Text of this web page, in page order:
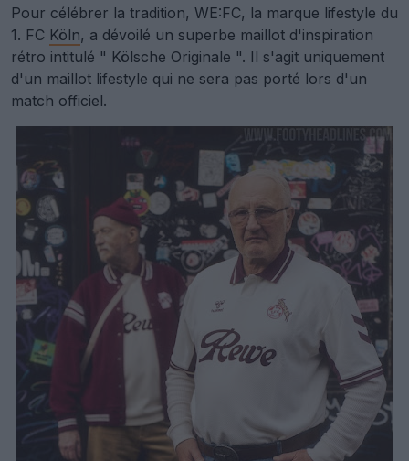
Pour célébrer la tradition, WE:FC, la marque lifestyle du
1. FC Köln, a dévoilé un superbe maillot d'inspiration
rétro intitulé " Kölsche Originale ". Il s'agit uniquement
d'un maillot lifestyle qui ne sera pas porté lors d'un
match officiel.